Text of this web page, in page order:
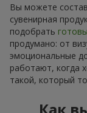
Вы можете
сувенирная
подобрать
продумано: от
эмоциональные
работают, когда
такой, который